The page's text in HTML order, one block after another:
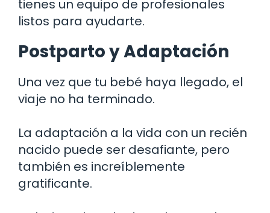
tienes un equipo de profesionales
listos para ayudarte.
Postparto y Adaptación
Una vez que tu bebé haya llegado, el
viaje no ha terminado.
La adaptación a la vida con un recién
nacido puede ser desafiante, pero
también es increíblemente
gratificante.